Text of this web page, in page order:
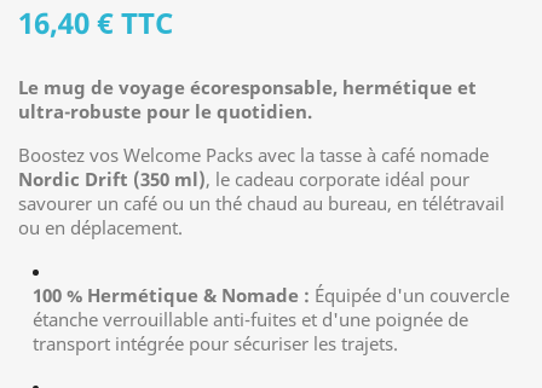
16,40 €TTC
Le mug de voyage écoresponsable, hermétique et
ultra-robuste pour le quotidien.
Boostez vos Welcome Packs avec la tasse à café nomade
Nordic Drift (350 ml), le cadeau corporate idéal pour
savourer un café ou un thé chaud au bureau, en télétravail
ou en déplacement.
100 % Hermétique & Nomade : Équipée d'un couvercle
étanche verrouillable anti-fuites et d'une poignée de
transport intégrée pour sécuriser les trajets.